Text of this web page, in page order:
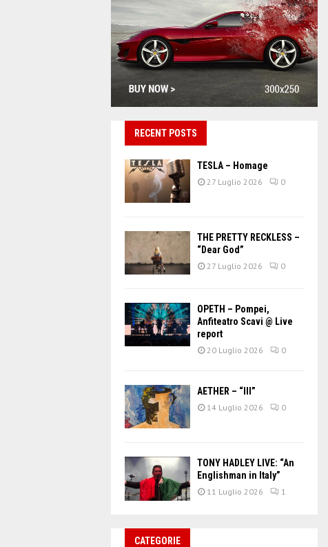
RECENT POSTS
TESLA – Homage
27 Luglio 2026 0
THE PRETTY RECKLESS –
“Dear God”
27 Luglio 2026 0
OPETH – Pompei,
Anfiteatro Scavi @ Live
report
20 Luglio 2026 0
AETHER – “III”
14 Luglio 2026 0
TONY HADLEY LIVE: “An
Englishman in Italy”
11 Luglio 2026 1
CATEGORIE